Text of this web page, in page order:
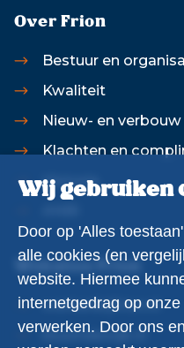
Over Frion
Bestuur en
Kwaliteit
Nieuw- en verbouw
Klachten en
Historie
Websites Frion
werkenbijfrion.nl
klusindewijk.nl
Wij gebruiken
Door op 'Alles
alle cookies (en
website. Hiermee
internetgedrag op
verwerken. Door ons